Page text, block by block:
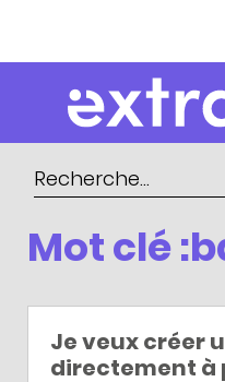
Extrabat – Le Blog
Mot clé
Je veux créer
directement à